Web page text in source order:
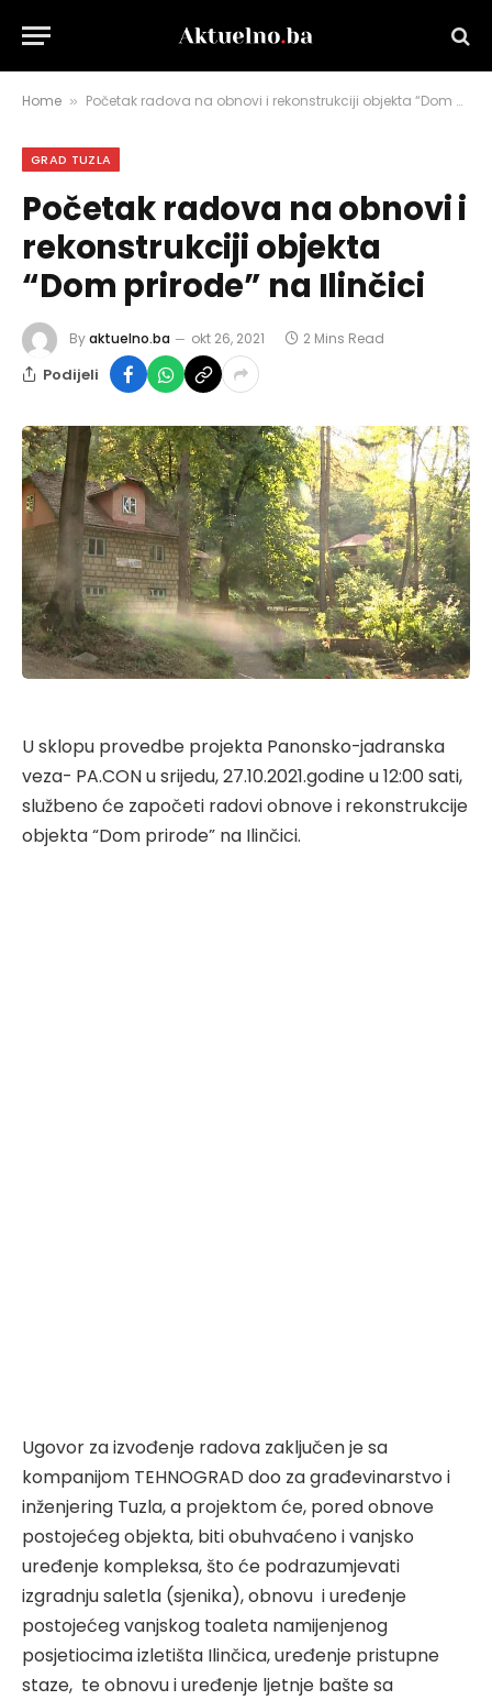
Home » Početak radova na obnovi i rekonstrukciji objekta “Dom prirode” na Ilinčici
GRAD TUZLA
Početak radova na obnovi i
rekonstrukciji objekta
“Dom prirode” na Ilinčici
Byaktuelno.ba okt 26, 2021 2 Mins Read
Podijeli
U sklopu provedbe projekta Panonsko-jadranska
veza- PA.CON u srijedu, 27.10.2021.godine u 12:00 sati,
službeno će započeti radovi obnove i rekonstrukcije
objekta “Dom prirode” na Ilinčici.
Ugovor za izvođenje radova zaključen je sa
kompanijom TEHNOGRAD doo za građevinarstvo i
inženjering Tuzla, a projektom će, pored obnove
postojećeg objekta, biti obuhvaćeno i vanjsko
uređenje kompleksa, što će podrazumjevati
izgradnju saletla (sjenika), obnovu i uređenje
postojećeg vanjskog toaleta namijenjenog
posjetiocima izletišta Ilinčica, uređenje pristupne
staze, te obnovu i uređenje ljetnje bašte sa